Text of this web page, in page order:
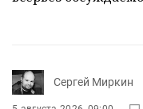
Сергей Миркин